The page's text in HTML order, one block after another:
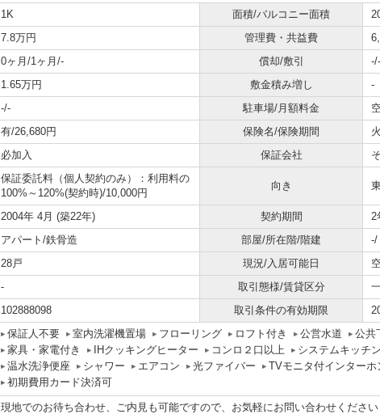
1K 面積/バルコニー面積
7.8万円 管理費・共益費
0ヶ月/1ヶ月/- 償却/敷引
-/-
1.65万円 敷金積み増し
-
-/- 駐車場/月額料金
有/26,680円 保険名/保険期間
必加入 保証会社
保証委託料（個人契約のみ）：利用料の
100%～120%(契約時)/10,000円
向き
2004年 4月 (築22年) 契約期間
2
アパート/鉄骨造 部屋/所在階/階建
-/
28戸 現況/入居可能日
- 取引態様/賃貸区分
102888098 取引条件の有効期限
保証人不要 室内洗濯機置場 フローリング ロフト付き 公営水道
公共
家具・家電付き
IHクッキングヒーター コンロ２口以上
システムキッチ
温水洗浄便座
シャワー エアコン 光ファイバー
TVモニタ付インターホ
初期費用カード決済可
現地でのお待ち合わせ、ご内見も可能ですので、お気軽にお問い合わせくださ